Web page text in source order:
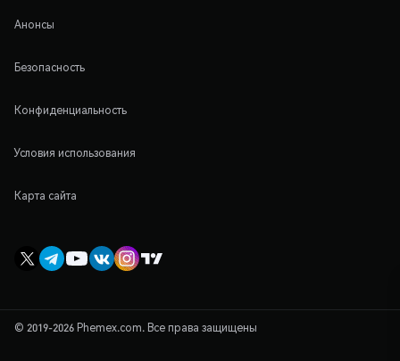
Анонсы
Безопасность
Конфиденциальность
Условия использования
Карта сайта
© 2019-2026 Phemex.com. Все права защищены